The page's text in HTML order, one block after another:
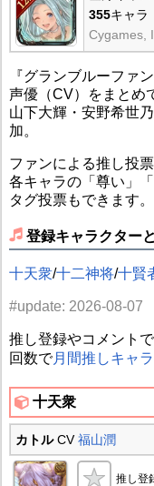
355キャラ
Cygames,
『グランブルーファ
声優（CV）をまとめ
山下大輝・安野希世
加。
ファンによる推し投
各キャラの「尊い」
タグ投票もできます。
登録キャラクター
十天衆/十二神将/十賢
#update: 2026-08-07
推し登録やコメント
回数で月間推しキャ
十天衆
カトルCV福山潤
推し登